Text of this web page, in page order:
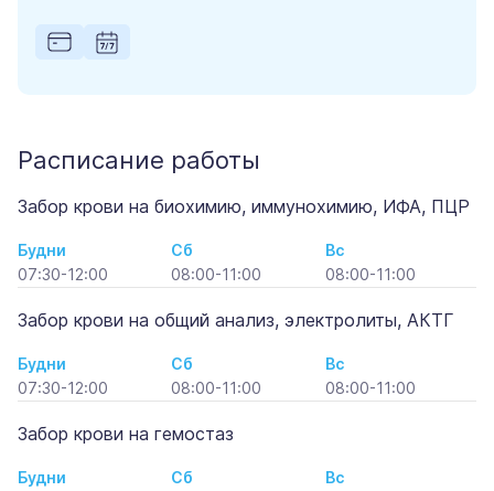
Расписание работы
Забор крови на биохимию, иммунохимию, ИФА, ПЦР
Будни
07:30-12:00
Сб
08:00-11:00
Вс
08:00-11:00
Забор крови на общий анализ, электролиты, АКТГ
Будни
07:30-12:00
Сб
08:00-11:00
Вс
08:00-11:00
Забор крови на гемостаз
Будни
Сб
Вс